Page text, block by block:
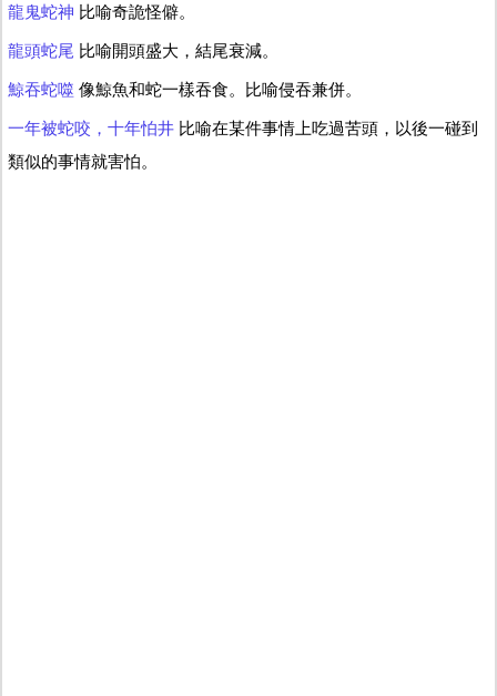
龍鬼蛇神 比喻奇詭怪僻。
龍頭蛇尾 比喻開頭盛大，結尾衰減。
鯨吞蛇噬 像鯨魚和蛇一樣吞食。比喻侵吞兼併。
一年被蛇咬，十年怕井 比喻在某件事情上吃過苦頭，以後一碰到
類似的事情就害怕。